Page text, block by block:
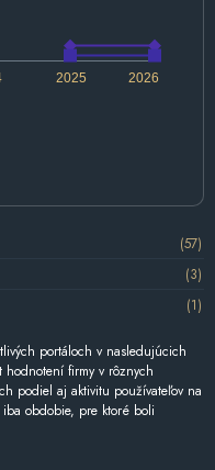
2026
2025
(57)
(3)
(1)
portáloch v nasledujúcich
firmy v rôznych
podiel aj aktivitu používateľov na
obdobie, pre ktoré boli